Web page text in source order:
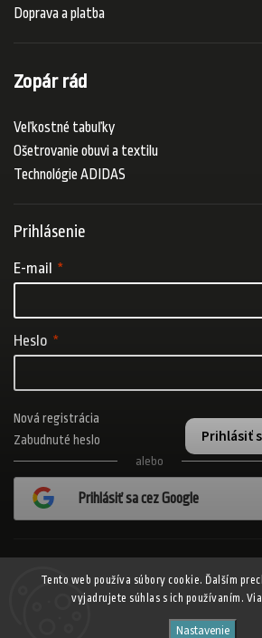
Tento web používa súbory cookie. Ďalším
vyjadrujete súhlas s ich používaním.
Nastavenie
Doprava a platba
Zopár rád
Veľkostné tabuľky
Ošetrovanie obuvi a textilu
Technológie ADIDAS
Prihlásenie
E-mail
Heslo
Prihlásiť
Nová registrácia
Zabudnuté heslo
alebo
Prihlásiť sa cez Google
ADISPORT.sk - adidas online